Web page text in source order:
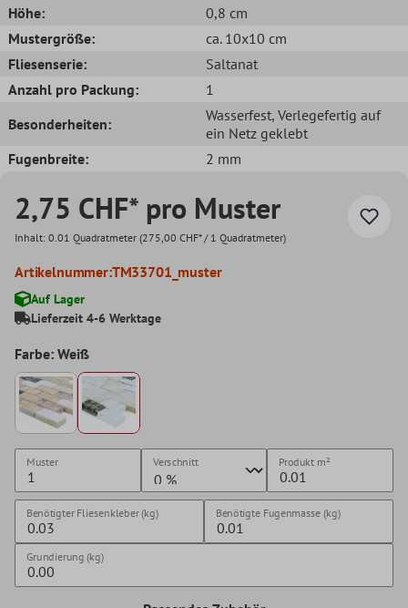
Höhe:
0,8 cm
Mustergröße:
ca. 10x10 cm
Fliesenserie:
Saltanat
Anzahl pro Packung:
1
Besonderheiten:
Wasserfest, Verlegefertig auf
ein Netz geklebt
Fugenbreite:
2 mm
2,75 CHF* pro Muster
Inhalt: 0.01 Quadratmeter (275,00 CHF* / 1 Quadratmeter)
Artikelnummer:TM33701_muster
Auf Lager
Lieferzeit 4-6 Werktage
Farbe: Weiß
Muster Verschnitt Produkt m²
Benötigter Fliesenkleber (kg) Benötigte Fugenmasse (kg)
Grundierung (kg)